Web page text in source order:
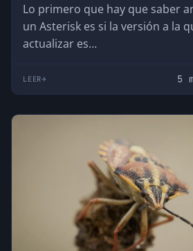
Lo primero que hay que saber
un Asterisk es si la versión a la
actualizar es…
LEER 5